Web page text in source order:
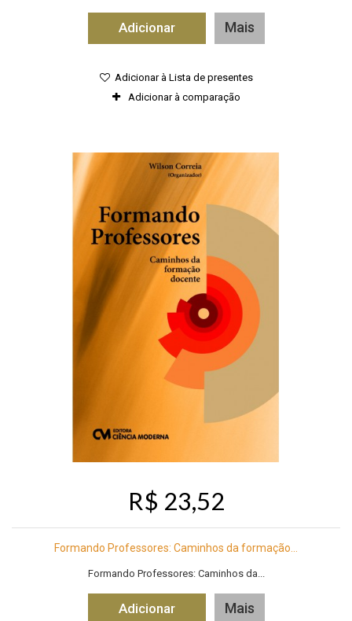
Adicionar Mais
Adicionar à Lista de presentes
Adicionar à comparação
R$ 23,52
Formando Professores: Caminhos da formação...
Formando Professores: Caminhos da...
Adicionar Mais